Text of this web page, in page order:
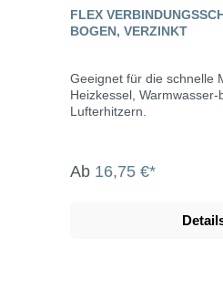
FLEX
BOGEN, VERZINKT
Geeignet für die schnelle
Heizkessel, Warmwasser-
Lufterhitzern.
Ab 16,75 €*